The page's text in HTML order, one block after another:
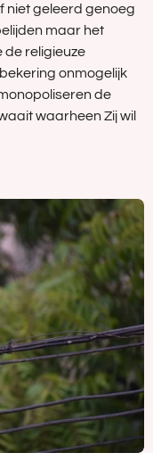
niet geleerd genoeg
maar het
de religieuze
onmogelijk
de
waarheen Zij wil